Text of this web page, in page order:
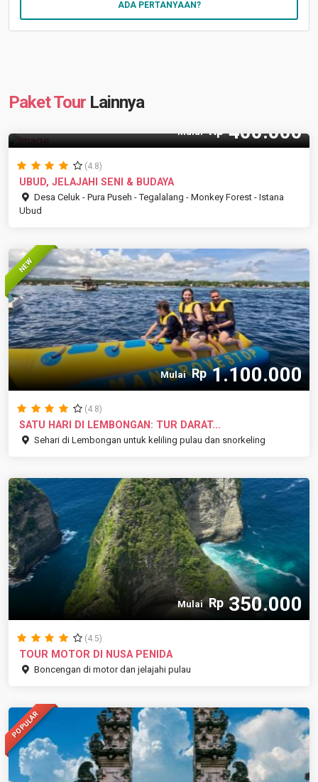
ADA PERTANYAAN?
Paket Tour Lainnya
Mulai Rp400.000
(4.8)
UBUD, JELAJAHI SENI & BUDAYA
Desa Celuk - Pura Puseh - Tegalalang - Monkey Forest - Istana
Ubud
NEW
Mulai Rp1.100.000
(4.8)
SATU HARI DI LEMBONGAN: TUR DARAT...
Sehari di Lembongan untuk keliling pulau dan snorkeling
Mulai Rp350.000
(4.5)
TOUR MOTOR DI NUSA PENIDA
Boncengan di motor dan jelajahi pulau
POPULAR